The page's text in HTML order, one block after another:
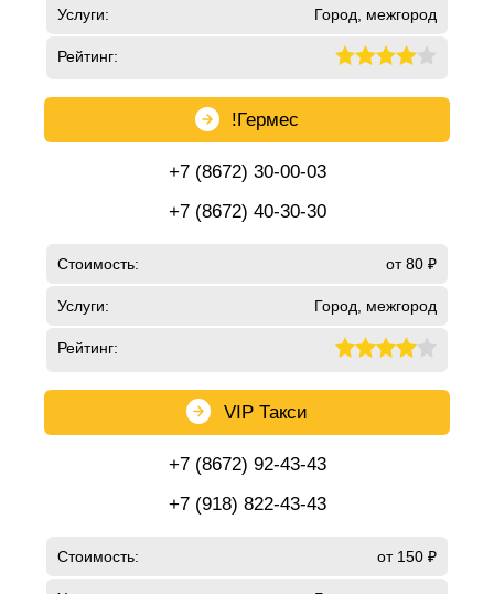
Услуги: Город, межгород
Рейтинг:
!Гермес
+7 (8672) 30-00-03
+7 (8672) 40-30-30
Стоимость: от 80 ₽
Услуги: Город, межгород
Рейтинг:
VIP Такси
+7 (8672) 92-43-43
+7 (918) 822-43-43
Стоимость: от 150 ₽